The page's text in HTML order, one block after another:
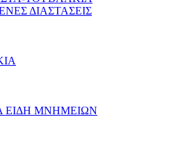
ΔΙΑΣΤΑΣΕΙΣ
ΕΙΔΗ ΜΝΗΜΕΙΩΝ